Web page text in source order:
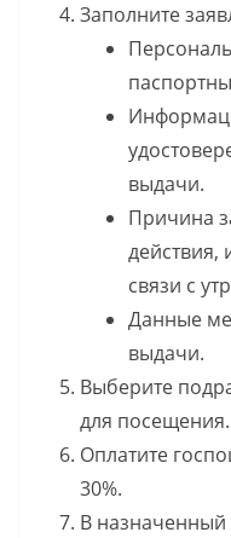
Заполните
выдачи.
Причина
действия,
связи с
Данные
выдачи.
Выберите
для посещения.
Оплатите
30%.
В назначенный